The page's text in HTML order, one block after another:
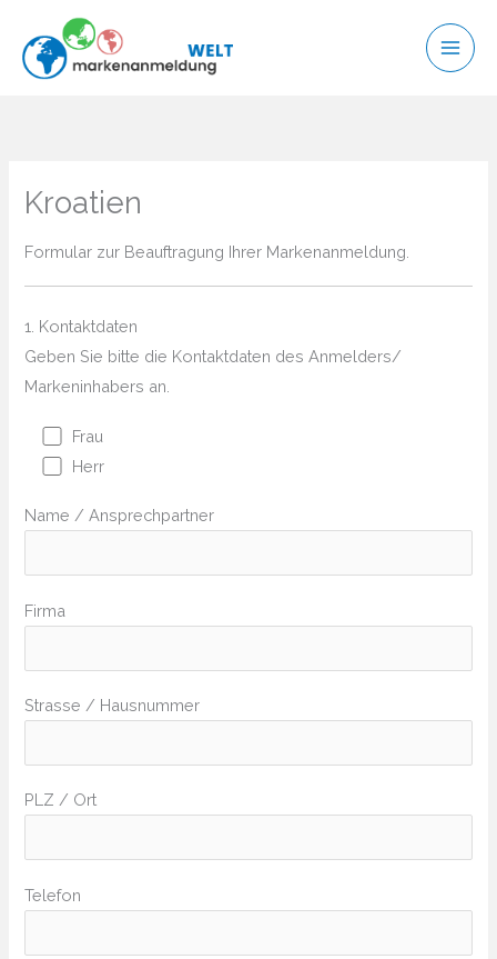
Inhalt
springen
Kroatien
Formular zur Beauftragung Ihrer Markenanmeldung.
1. Kontaktdaten
Geben Sie bitte die Kontaktdaten des Anmelders/
Markeninhabers an.
Frau
Herr
Name / Ansprechpartner
Firma
Strasse / Hausnummer
PLZ / Ort
Telefon